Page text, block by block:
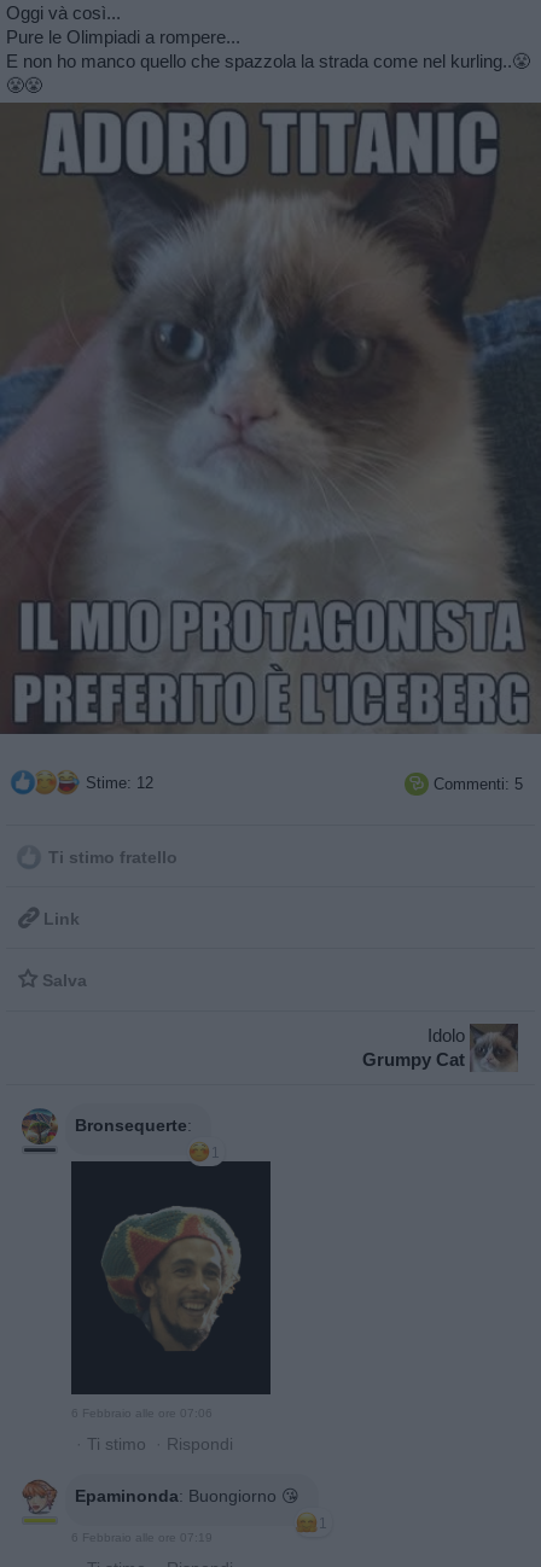
Oggi và così...
Pure le Olimpiadi a rompere...
E non ho manco quello che spazzola la strada come nel kurling..😤
😤😤
Stime: 12  Commenti: 5
Ti stimo fratello
 Link
 Salva
Idolo
Grumpy Cat
Bronsequerte:
1
6 Febbraio alle ore 07:06
· Ti stimo · Rispondi
Epaminonda: Buongiorno 😘
1
6 Febbraio alle ore 07:19